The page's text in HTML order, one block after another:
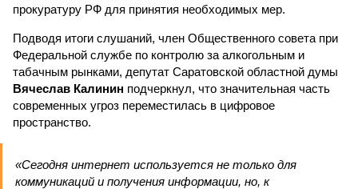
прокуратуру РФ для принятия необходимых мер.
Подводя итоги слушаний, член Общественного совета при
Федеральной службе по контролю за алкогольным и
табачным рынками, депутат Саратовской областной думы
Вячеслав Калинин подчеркнул, что значительная часть
современных угроз переместилась в цифровое
пространство.
«Сегодня интернет используется не только для
коммуникаций и получения информации, но, к